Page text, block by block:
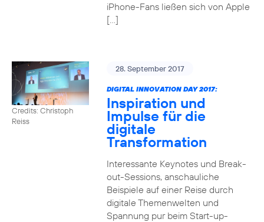
iPhone-Fans ließen sich von Apple
[…]
Credits: Christoph
Reiss
28. September 2017
DIGITAL INNOVATION DAY 2017:
Inspiration und
Impulse für die
digitale
Transformation
Interessante Keynotes und Break-
out-Sessions, anschauliche
Beispiele auf einer Reise durch
digitale Themenwelten und
Spannung pur beim Start-up-